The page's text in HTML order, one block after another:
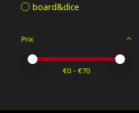
board&dice
Prix
Prix minimum
Price maximum value
€0 - €70